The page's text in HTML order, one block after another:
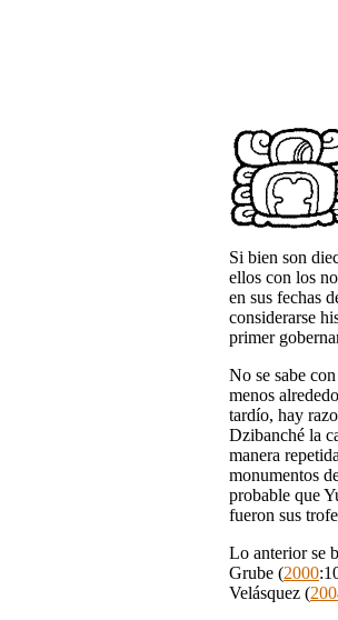
Si bien son
ellos con los
en sus fechas
considerarse
primer
No se sabe
menos
tardío, hay
Dzibanché la
manera
monumentos
probable que
fueron sus
Lo anterior se
Grube (2000
Velásquez (